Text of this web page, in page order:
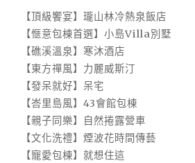
【頂級饗宴】瓏山林冷熱泉飯店
【愜意包棟首選】小島Villa別墅
【礁溪溫泉】寒沐酒店
【東方禪風】力麗威斯汀
【發呆就好】呆宅
【峇里島風】43會館包棟
【親子同樂】自然捲露營車
【文化洗禮】煙波花時間傳藝
【寵愛包棟】就想住這